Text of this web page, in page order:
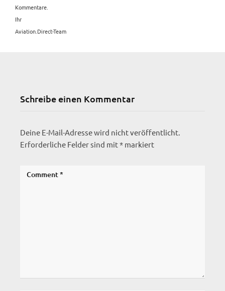
Kommentare.
Ihr
Aviation.Direct-Team
Schreibe einen Kommentar
Deine E-Mail-Adresse wird nicht veröffentlicht.
Erforderliche Felder sind mit* markiert